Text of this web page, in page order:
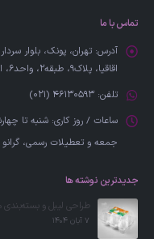
تماس با ما
آدرس: تهران، پونک، بلوار
اقاقیا، پلاک۹، طبقه۲، واحد6، استودیو تبلیغات گرانو
تلفن: 46130593 (021)
ساعات / روز کاری: شنبه تا چهارشنبه 9 الی 18-
جمعه‌ و تعطیلات رسمی،
جدیدترین نوشته ها
طراحی لیبل و
7 آبان 1404